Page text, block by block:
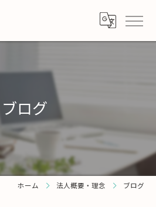
ブログ
ホーム 法人概要・理念 ブログ